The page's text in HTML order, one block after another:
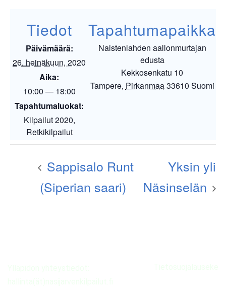
Tiedot
Päivämäärä:
26. heinäkuun, 2020
Aika:
10:00 — 18:00
Tapahtumaluokat:
Kilpailut 2020,
Retkikilpailut
Tapahtumapaikka
Naistenlahden aallonmurtajan
edusta
Kekkosenkatu 10
Tampere, Pirkanmaa33610 Suomi
Sappisalo Runt
(Siperian saari)
Yksin yli
Näsinselän